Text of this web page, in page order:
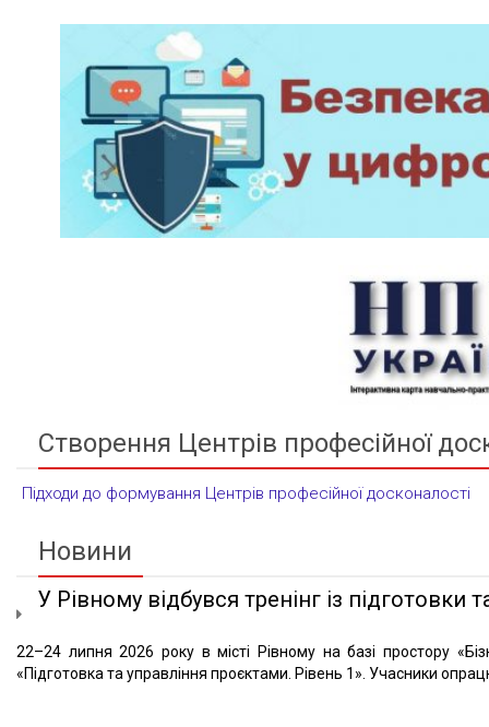
Створення Центрів професійної
Підходи до формування Центрів професійної досконалості
Новини
У Рівному відбувся тренінг із підготовки
22–24 липня 2026 року в місті Рівному на базі простору
«Підготовка та управління проєктами. Рівень 1». Учасники